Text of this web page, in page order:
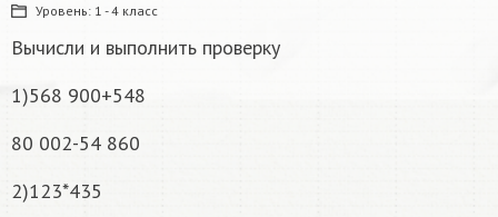
Уровень: 1 - 4 класс
Вычисли и выполнить проверку
1)568 900+548
80 002-54 860
2)123*435